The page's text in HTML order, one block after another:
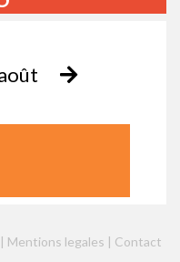
Mentions legales | Contact